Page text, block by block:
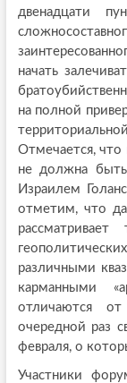
двенадцати
начать
на полной
Отмечается, что
не должна
Израилем
отметим, что
различными
карманными
отличаются
очередной раз
февраля, о
Участники